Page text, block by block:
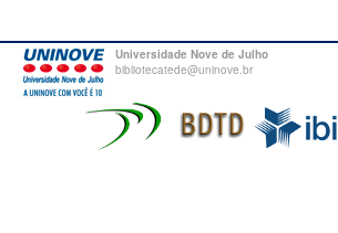
Universidade Nove de Julho
bibliotecatede@uninove.br